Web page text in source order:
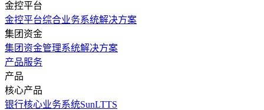
金控平台
金控平台综合业务系统解决方案
集团资金
集团资金管理系统解决方案
产品服务
产品
核心产品
银行核心业务系统SunLTTS